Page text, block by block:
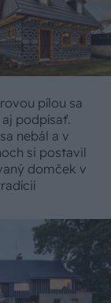
pílou sa
podpísať.
nebál a v
si postavil
domček v